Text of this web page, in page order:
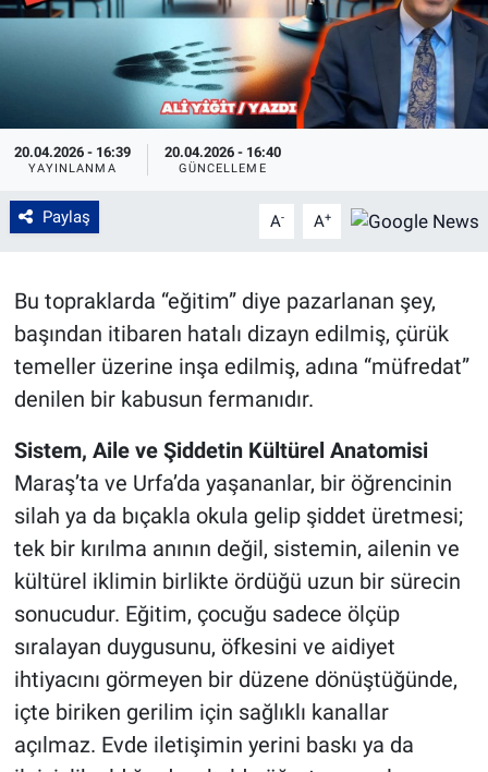
20.04.2026 - 16:39
YAYINLANMA
20.04.2026 - 16:40
GÜNCELLEME
Paylaş A- A+
Bu topraklarda “eğitim” diye pazarlanan şey,
başından itibaren hatalı dizayn edilmiş, çürük
temeller üzerine inşa edilmiş, adına “müfredat”
denilen bir kabusun fermanıdır.
Sistem, Aile ve Şiddetin Kültürel Anatomisi
Maraş’ta ve Urfa’da yaşananlar, bir öğrencinin
silah ya da bıçakla okula gelip şiddet üretmesi;
tek bir kırılma anının değil, sistemin, ailenin ve
kültürel iklimin birlikte ördüğü uzun bir sürecin
sonucudur. Eğitim, çocuğu sadece ölçüp
sıralayan duygusunu, öfkesini ve aidiyet
ihtiyacını görmeyen bir düzene dönüştüğünde,
içte biriken gerilim için sağlıklı kanallar
açılmaz. Evde iletişimin yerini baskı ya da